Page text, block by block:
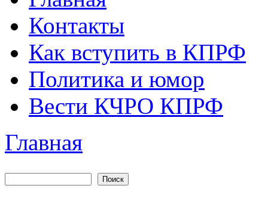
Главное меню
Контакты
Как вступить в КПРФ
Политика и юмор
Вести КЧРО КПРФ
Вы здесь
Главная
Форма поиска